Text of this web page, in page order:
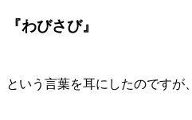
『わびさび』
という言葉を耳にしたのですが、